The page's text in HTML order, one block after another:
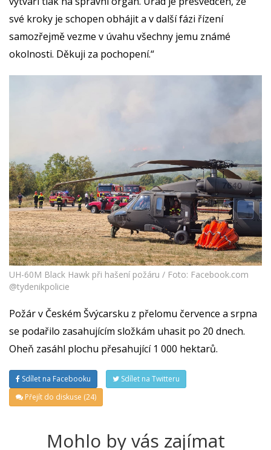
své kroky je schopen obhájit a v další fázi řízení
samozřejmě vezme v úvahu všechny jemu známé
okolnosti. Děkuji za pochopení.“
UH-60M Black Hawk při hašení požáru / Foto: Facebook.com
@tydenikpolicie
Požár v Českém Švýcarsku z přelomu července a srpna
se podařilo zasahujícím složkám uhasit po 20 dnech.
Oheň zasáhl plochu přesahující 1 000 hektarů.
Sdílet na Facebooku
Sdílet na Twitteru
Přejít do diskuse (24)
Mohlo by vás zajímat